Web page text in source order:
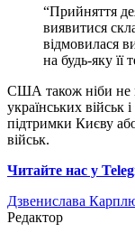
“Прийняття
виявитися
відмовилася
на будь-яку її
США також ніби не
українських військ
підтримки Києву
військ.
Читайте нас у
Дзвенислава
Редактор